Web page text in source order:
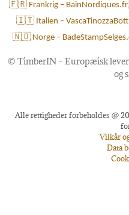
🇫🇷 Frankrig – BainNordiques.fr
🇮🇹 Italien –
🇳🇴 Norge –
© TimberIN – Europæisk
og
Alle rettigheder forbeholdes @
Vilkår
Data